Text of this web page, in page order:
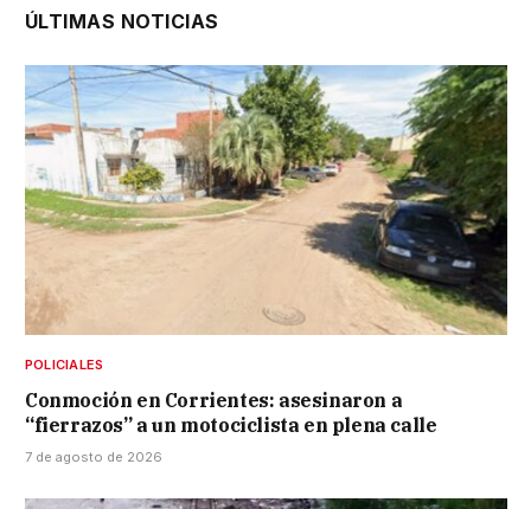
ÚLTIMAS NOTICIAS
POLICIALES
Conmoción en Corrientes: asesinaron a
“fierrazos” a un motociclista en plena calle
7 de agosto de 2026